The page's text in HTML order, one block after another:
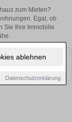
ablehnen
Datenschutzerklärung
zum Mieten?
Egal, ob
Sie Ihre Immobilie
Schauen Sie